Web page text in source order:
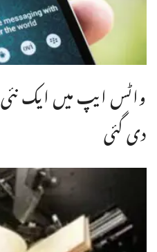
واٹس ایپ میں ایک
دی گئی